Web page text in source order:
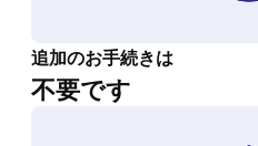
追加のお手続きは
不要です